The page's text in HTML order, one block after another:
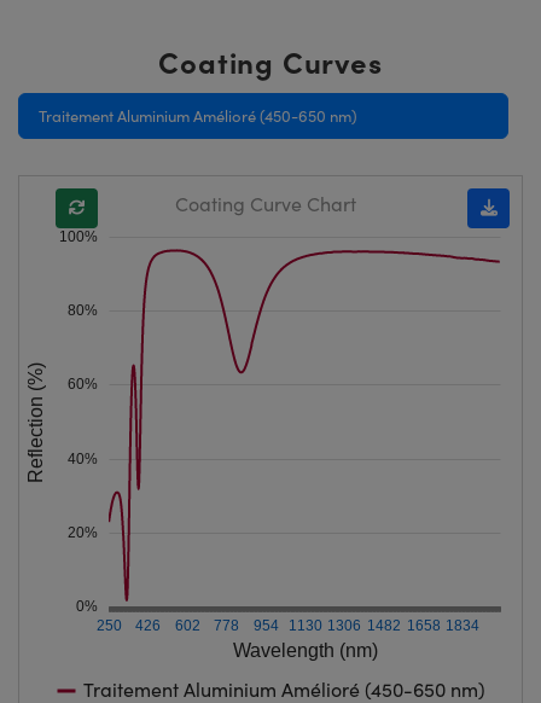
Coating Curves
Traitement Aluminium Amélioré (450-650 nm)
Wavelength (nm)
250 426 602 778 954 1130 1306 1482 1658 1834
0%
20%
40%
60%
80%
100%
Reflection (%)
Coating Curve Chart
Traitement Aluminium Amélioré (450-650 nm)